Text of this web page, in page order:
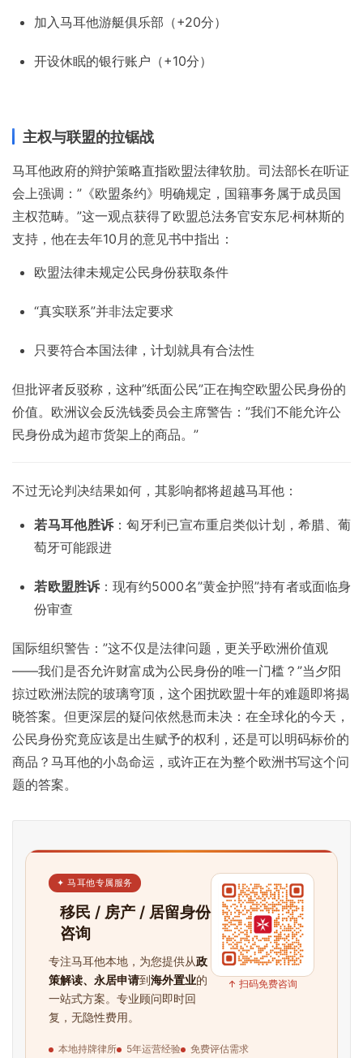
加入马耳他游艇俱乐部（+20分）
开设休眠的银行账户（+10分）
主权与联盟的拉锯战
马耳他政府的辩护策略直指欧盟法律软肋。司法部长在听证
会上强调：”《欧盟条约》明确规定，国籍事务属于成员国
主权范畴。”这一观点获得了欧盟总法务官安东尼·柯林斯的
支持，他在去年10月的意见书中指出：
欧盟法律未规定公民身份获取条件
“真实联系”并非法定要求
只要符合本国法律，计划就具有合法性
但批评者反驳称，这种”纸面公民”正在掏空欧盟公民身份的
价值。欧洲议会反洗钱委员会主席警告：”我们不能允许公
民身份成为超市货架上的商品。”
不过无论判决结果如何，其影响都将超越马耳他：
若马耳他胜诉：匈牙利已宣布重启类似计划，希腊、葡
萄牙可能跟进
若欧盟胜诉：现有约5000名”黄金护照”持有者或面临身
份审查
国际组织警告：”这不仅是法律问题，更关乎欧洲价值观
——我们是否允许财富成为公民身份的唯一门槛？”当夕阳
掠过欧洲法院的玻璃穹顶，这个困扰欧盟十年的难题即将揭
晓答案。但更深层的疑问依然悬而未决：在全球化的今天，
公民身份究竟应该是出生赋予的权利，还是可以明码标价的
商品？马耳他的小岛命运，或许正在为整个欧洲书写这个问
题的答案。
✦ 马耳他专属服务
移民 / 房产 / 居留身份
咨询
专注马耳他本地，为您提供从政
策解读、永居申请到海外置业的
一站式方案。专业顾问即时回
复，无隐性费用。
本地持牌律所 5年运营经验 免费评估需求
↑ 扫码免费咨询